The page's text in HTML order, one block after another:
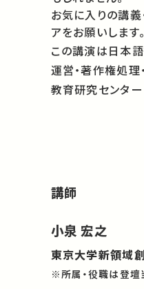
お気に入りの講
アをお願いします。
この講演は日本
運営・著作権処
教育研究センター
講師
小泉 宏之
東京大学新領域
※所属・役職は登壇